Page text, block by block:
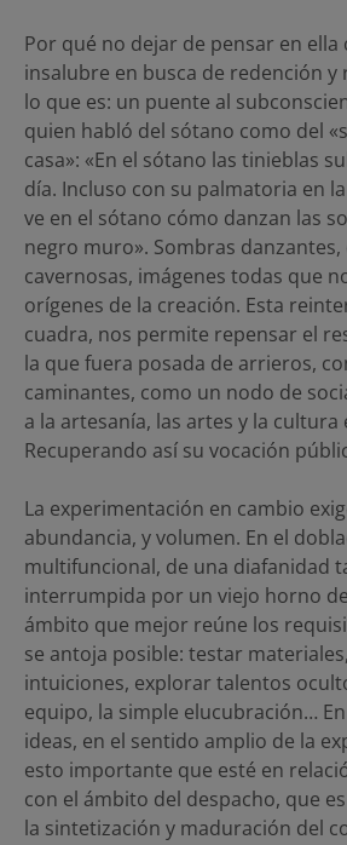
Por qué no dejar de pensar en
insalubre en busca de redención y
lo que es: un puente al
quien habló del sótano como del
casa»: «En el sótano las tinieblas
día. Incluso con su palmatoria en
ve en el sótano cómo danzan las
negro muro». Sombras
cavernosas, imágenes todas que
orígenes de la creación. Esta
cuadra, nos permite repensar el
la que fuera posada de arrieros,
caminantes, como un nodo de
a la artesanía, las artes y la cultura
Recuperando así su vocación
La experimentación en cambio
abundancia, y volumen. En el
multifuncional, de una diafanidad
interrumpida por un viejo horno
ámbito que mejor reúne los
se antoja posible: testar
intuiciones, explorar talentos
equipo, la simple elucubración…
ideas, en el sentido amplio de la
esto importante que esté en
con el ámbito del despacho, que
la sintetización y maduración del